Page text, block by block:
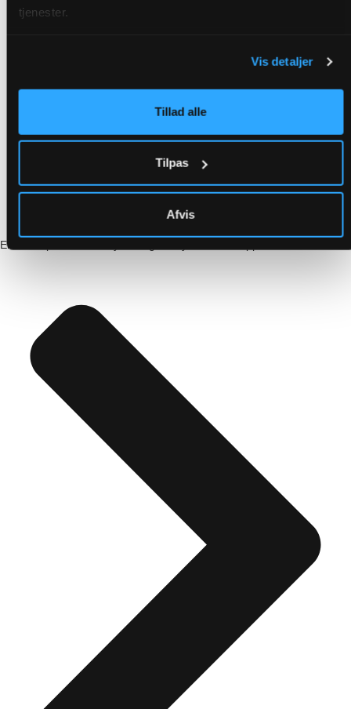
tjenester.
Vis detaljer
Tillad alle
Tilpas
Afvis
En sneakpeak av vår nya design i Crystal Alarm-appen